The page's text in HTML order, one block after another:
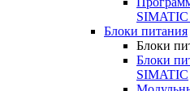
SIMATIC
Блоки питания
Блоки
Блоки
SIMATIC